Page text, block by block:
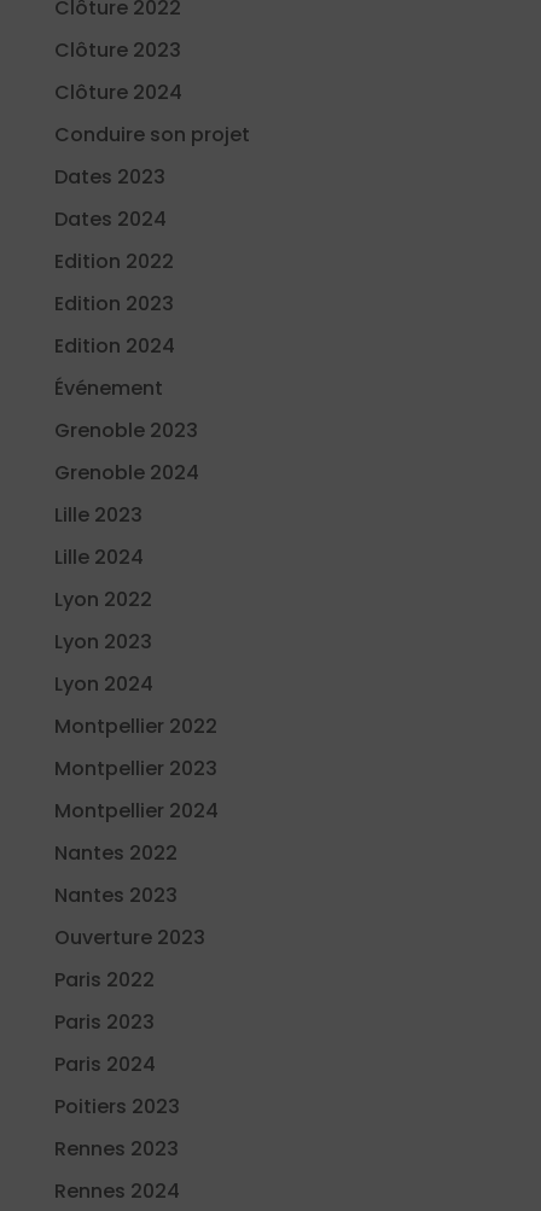
Clôture 2022
Clôture 2023
Clôture 2024
Conduire son projet
Dates 2023
Dates 2024
Edition 2022
Edition 2023
Edition 2024
Événement
Grenoble 2023
Grenoble 2024
Lille 2023
Lille 2024
Lyon 2022
Lyon 2023
Lyon 2024
Montpellier 2022
Montpellier 2023
Montpellier 2024
Nantes 2022
Nantes 2023
Ouverture 2023
Paris 2022
Paris 2023
Paris 2024
Poitiers 2023
Rennes 2023
Rennes 2024